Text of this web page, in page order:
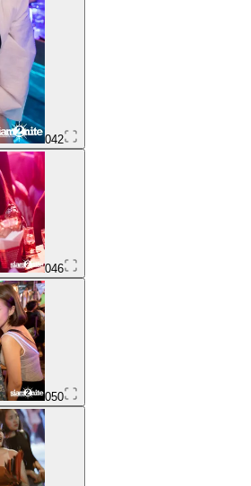
042
046
050